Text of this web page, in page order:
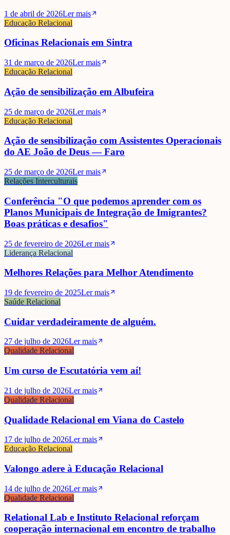
1 de abril de 2026Ler mais
Educação Relacional
Oficinas Relacionais em Sintra
31 de março de 2026Ler mais
Educação Relacional
Ação de sensibilização em Albufeira
25 de março de 2026Ler mais
Educação Relacional
Ação de sensibilização com Assistentes Operacionais
do AE João de Deus — Faro
25 de março de 2026Ler mais
Relações Interculturais
Conferência "O que podemos aprender com os
Planos Municipais de Integração de Imigrantes?
Boas práticas e desafios"
25 de fevereiro de 2026Ler mais
Liderança Relacional
Melhores Relações para Melhor Atendimento
19 de fevereiro de 2025Ler mais
Saúde Relacional
Cuidar verdadeiramente de alguém.
27 de julho de 2026Ler mais
Qualidade Relacional
Um curso de Escutatória vem aí!
21 de julho de 2026Ler mais
Qualidade Relacional
Qualidade Relacional em Viana do Castelo
17 de julho de 2026Ler mais
Educação Relacional
Valongo adere à Educação Relacional
14 de julho de 2026Ler mais
Qualidade Relacional
Relational Lab e Instituto Relacional reforçam
cooperação internacional em encontro de trabalho